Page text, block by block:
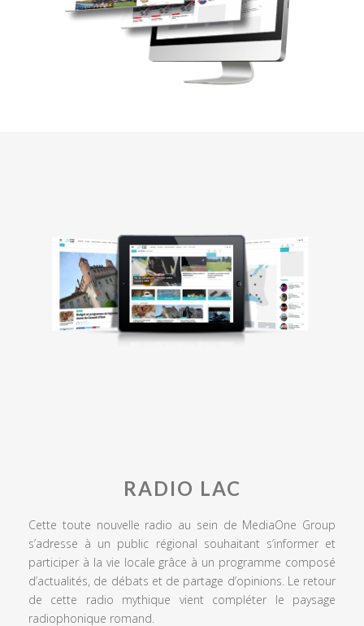
RADIO LAC
Cette toute nouvelle radio au sein de MediaOne Group
s’adresse à un public régional souhaitant s’informer et
participer à la vie locale grâce à un programme composé
d’actualités, de débats et de partage d’opinions. Le retour
de cette radio mythique vient compléter le paysage
radiophonique romand.